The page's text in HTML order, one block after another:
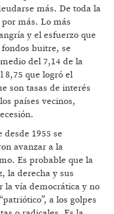
más. De toda la
más. Lo más
y el esfuerzo que
buitre, se
del 7,14 de la
8,75 que logró el
son tasas de interés
países vecinos,
1955 se
avanzar a la
Es probable que la
la derecha y sus
la vía democrática y no
a los golpes